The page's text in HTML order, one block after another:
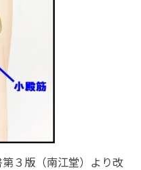
第３版（南江堂）より改